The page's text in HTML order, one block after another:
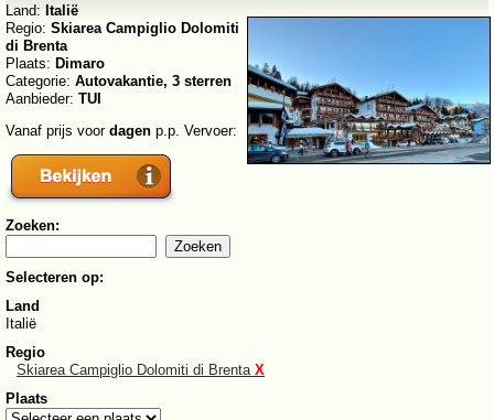
Land: Italië
Regio: Skiarea Campiglio Dolomiti
di Brenta
Plaats: Dimaro
Categorie: Autovakantie, 3 sterren
Aanbieder: TUI
Vanaf prijs voor dagen p.p. Vervoer:
Zoeken:
Selecteren op:
Land
Italië
Regio
Skiarea Campiglio Dolomiti di Brenta X
Plaats